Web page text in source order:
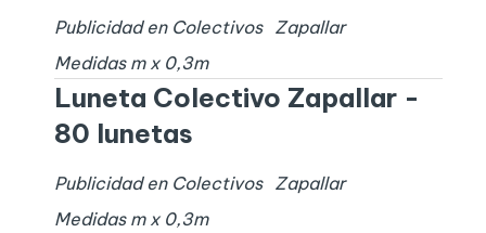
Publicidad en Colectivos
Zapallar
Medidas m x 0,3m
Luneta Colectivo Zapallar -
80 lunetas
Publicidad en Colectivos
Zapallar
Medidas m x 0,3m